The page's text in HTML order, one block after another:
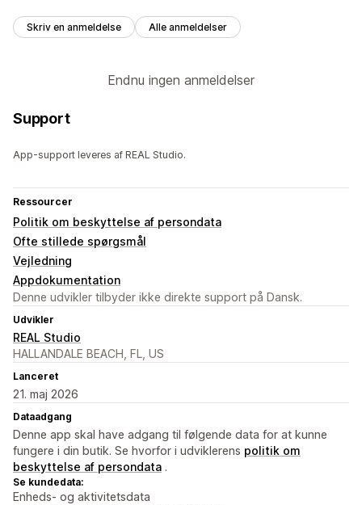
Skriv en anmeldelse Alle anmeldelser
Endnu ingen anmeldelser
Support
App-support leveres af REAL Studio.
Ressourcer
Politik om beskyttelse af persondata
Ofte stillede spørgsmål
Vejledning
Appdokumentation
Denne udvikler tilbyder ikke direkte support på Dansk.
Udvikler
REAL Studio
HALLANDALE BEACH, FL, US
Lanceret
21. maj 2026
Dataadgang
Denne app skal have adgang til følgende data for at kunne
fungere i din butik. Se hvorfor i udviklerens politik om
beskyttelse af persondata .
Se kundedata:
Enheds- og aktivitetsdata